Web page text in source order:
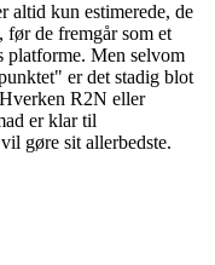
altid kun estimerede, de
før de fremgår som et
platforme. Men selvom
er det stadig blot
R2N eller
er klar til
gøre sit allerbedste.